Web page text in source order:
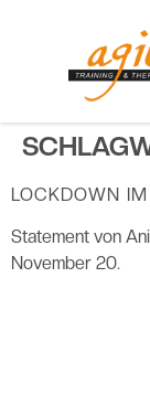
LOCKDOWN
Statement von
November 20.